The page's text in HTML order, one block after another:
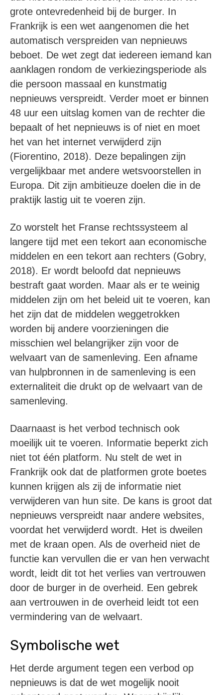
grote ontevredenheid bij de burger. In
Frankrijk is een wet aangenomen die het
automatisch verspreiden van nepnieuws
beboet. De wet zegt dat iedereen iemand kan
aanklagen rondom de verkiezingsperiode als
die persoon massaal en kunstmatig
nepnieuws verspreidt. Verder moet er binnen
48 uur een uitslag komen van de rechter die
bepaalt of het nepnieuws is of niet en moet
het van het internet verwijderd zijn
(Fiorentino, 2018). Deze bepalingen zijn
vergelijkbaar met andere wetsvoorstellen in
Europa. Dit zijn ambitieuze doelen die in de
praktijk lastig uit te voeren zijn.
Zo worstelt het Franse rechtssysteem al
langere tijd met een tekort aan economische
middelen en een tekort aan rechters (Gobry,
2018). Er wordt beloofd dat nepnieuws
bestraft gaat worden. Maar als er te weinig
middelen zijn om het beleid uit te voeren, kan
het zijn dat de middelen weggetrokken
worden bij andere voorzieningen die
misschien wel belangrijker zijn voor de
welvaart van de samenleving. Een afname
van hulpbronnen in de samenleving is een
externaliteit die drukt op de welvaart van de
samenleving.
Daarnaast is het verbod technisch ook
moeilijk uit te voeren. Informatie beperkt zich
niet tot één platform. Nu stelt de wet in
Frankrijk ook dat de platformen grote boetes
kunnen krijgen als zij de informatie niet
verwijderen van hun site. De kans is groot dat
nepnieuws verspreidt naar andere websites,
voordat het verwijderd wordt. Het is dweilen
met de kraan open. Als de overheid niet de
functie kan vervullen die er van hen verwacht
wordt, leidt dit tot het verlies van vertrouwen
door de burger in de overheid. Een gebrek
aan vertrouwen in de overheid leidt tot een
vermindering van de welvaart.
Symbolische wet
Het derde argument tegen een verbod op
nepnieuws is dat de wet mogelijk nooit